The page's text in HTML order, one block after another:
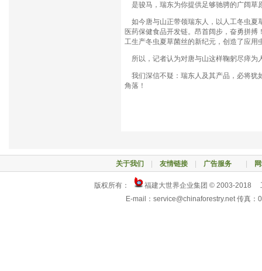
是骏马，瑞东为你提供足够驰骋的广阔草
如今唐与山正带领瑞东人，以人工冬虫夏
医药保健食品开发链。昂首阔步，奋勇拼
工生产冬虫夏草菌丝的新纪元，创造了应
所以，记者认为对唐与山这样鞠躬尽瘁为
我们深信不疑：瑞东人及其产品，必将犹
角落！
关于我们 友情链接| 广告服务
版权所有：
福建大世界企业集团 © 2003-2018
E-mail：service@chinaforestry.net 传真